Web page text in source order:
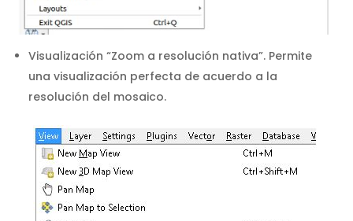
Visualización “Zoom a resolución nativa”. Permite
una visualización perfecta de acuerdo a la
resolución del mosaico.